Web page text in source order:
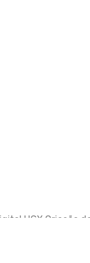
HGX Criação